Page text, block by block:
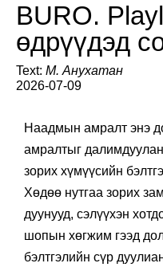
BURO.
өдрүүдэд
Text: М. Анухатан
2026-07-09
Наадмын амралт энэ
амралтыг далимдуулан
зорих хүмүүсийн
Хөдөө нутгаа зорих
дуунууд, сэлүүхэн
шопын хөгжим гээд
бэлтгэлийн сүр